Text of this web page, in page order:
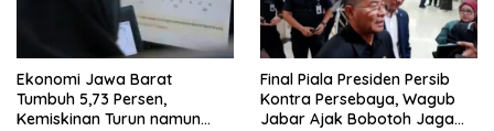
Ekonomi Jawa Barat
Tumbuh 5,73 Persen,
Kemiskinan Turun namun
Final Piala Presiden Persib
Kontra Persebaya, Wagub
Jabar Ajak Bobotoh Jaga